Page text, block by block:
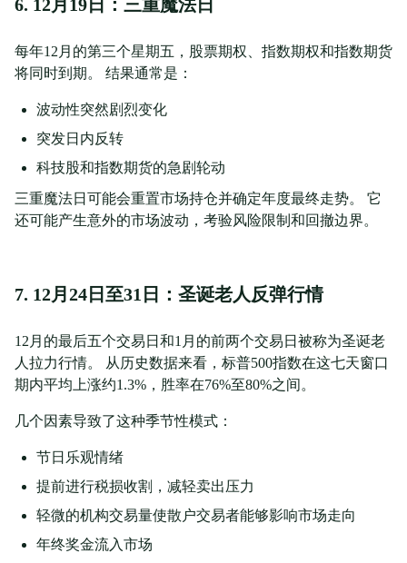
6. 12月19日：三重魔法日
每年12月的第三个星期五，股票期权、指数期权和指数期货
将同时到期。 结果通常是：
波动性突然剧烈变化
突发日内反转
科技股和指数期货的急剧轮动
三重魔法日可能会重置市场持仓并确定年度最终走势。 它
还可能产生意外的市场波动，考验风险限制和回撤边界。
7. 12月24日至31日：圣诞老人反弹行情
12月的最后五个交易日和1月的前两个交易日被称为圣诞老
人拉力行情。 从历史数据来看，标普500指数在这七天窗口
期内平均上涨约1.3%，胜率在76%至80%之间。
几个因素导致了这种季节性模式：
节日乐观情绪
提前进行税损收割，减轻卖出压力
轻微的机构交易量使散户交易者能够影响市场走向
年终奖金流入市场